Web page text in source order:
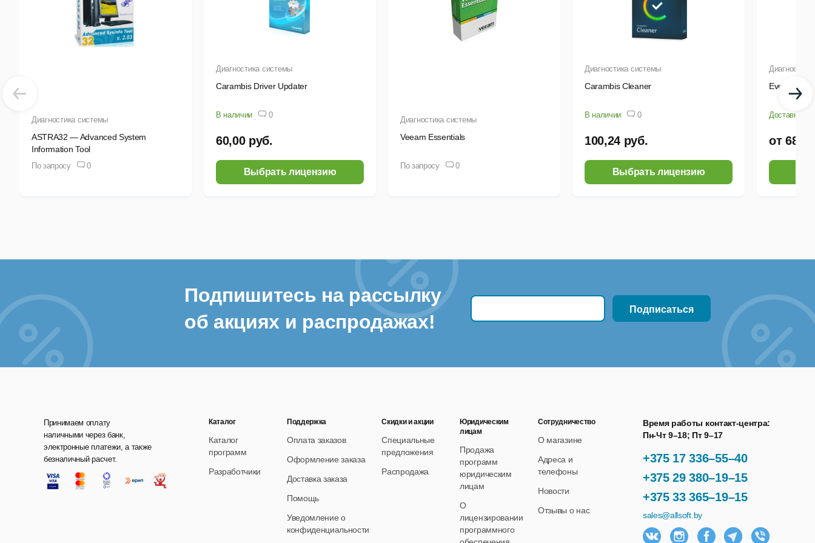
Диагностика системы
ASTRA32 — Advanced System
Information Tool
По запросу 0
Диагностика системы
Carambis Driver Updater
В наличии 0
60,00 руб.
Выбрать лицензию
Диагностика системы
Veeam Essentials
По запросу 0
Диагностика системы
Carambis Cleaner
В наличии 0
100,24 руб.
Выбрать лицензию
Event Log
Доставка от
от
Подпишитесь на рассылку
об акциях и распродажах!
Принимаем оплату
наличными через банк,
электронные платежи, а также
безналичный расчет.
+375 17 336–55–40
+375 29 380–19–15
+375 33 365–19–15
Время работы контакт-центра:
Пн-Чт 9–18; Пт 9–17
sales@allsoft.by
Каталог
Каталог
программ
Разработчики
Поддержка
Оплата заказов
Оформление заказа
Доставка заказа
Помощь
Уведомление о
конфиденциальности
Скидки и акции
Специальные
предложения
Распродажа
Юридическим
лицам
Продажа
программ
юридическим
лицам
О
лицензировании
программного
Сотрудничество
О магазине
Адреса и
телефоны
Новости
Отзывы о нас